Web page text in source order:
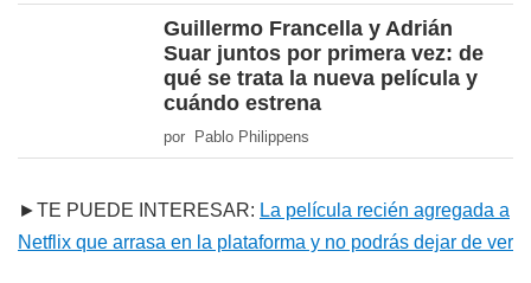
Guillermo Francella y Adrián
Suar juntos por primera vez: de
qué se trata la nueva película y
cuándo estrena
por Pablo Philippens
►TE PUEDE INTERESAR: La película recién agregada a
Netflix que arrasa en la plataforma y no podrás dejar de ver